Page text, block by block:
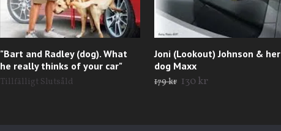
"Bart and Radley (dog). What
he really thinks of your car"
Tillfälligt Slutsåld
Joni (Lookout) Johnson & her
dog Maxx
179 kr 130 kr